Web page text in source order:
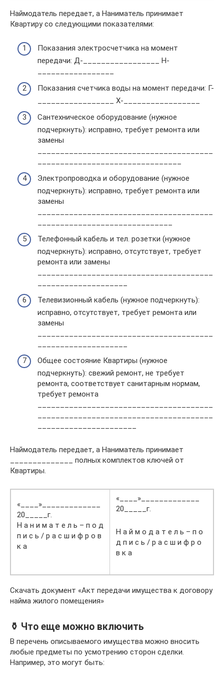
Наймодатель передает, а Наниматель принимает
Квартиру со следующими показателями:
Показания электросчетчика на момент
передачи: Д-_________________ Н-
Показания счетчика воды на момент передачи: Г-
_________________ Х-_________________
Сантехническое оборудование (нужное
подчеркнуть): исправно, требует ремонта или
замены
Электропроводка и оборудование (нужное
подчеркнуть): исправно, требует ремонта или
замены
Телефонный кабель и тел. розетки (нужное
подчеркнуть): исправно, отсутствует, требует
ремонта или замены
Телевизионный кабель (нужное подчеркнуть):
исправно, отсутствует, требует ремонта или
замены
Общее состояние Квартиры (нужное
подчеркнуть): свежий ремонт, не требует
ремонта, соответствует санитарным нормам,
требует ремонта
Наймодатель передает, а Наниматель принимает
______________ полных комплектов ключей от
Квартиры.
«____»_____________
20_____г.
Н а н и м а т е л ь – п о д
п и с ь / р а с ш и ф р о в
к а
«____»_____________
20_____г.
Н а й м о д а т е л ь – п о
д п и с ь / р а с ш и ф р о
в к а
Скачать документ «Акт передачи имущества к договору
найма жилого помещения»
⚱️ Что еще можно включить
В перечень описываемого имущества можно вносить
любые предметы по усмотрению сторон сделки.
Например, это могут быть: